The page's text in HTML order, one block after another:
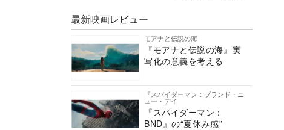
最新映画レビュー
モアナと伝説の海
『モアナと伝説の海』実
写化の意義を考える
『スパイダーマン：ブランド・ニ
ュー・デイ
『スパイダーマン：
BND』の“夏休み感”